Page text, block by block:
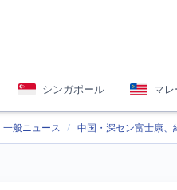
シンガポール マレ
一般ニュース 中国・深セン富士康、